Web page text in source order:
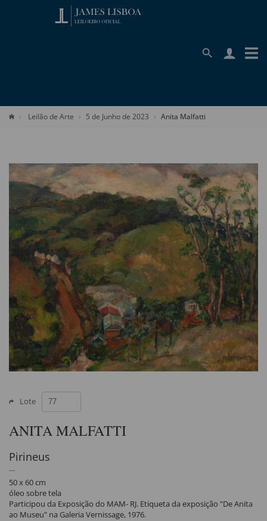
Leilão de Arte 5 de Junho de 2023 Anita Malfatti
Lote
ANITA MALFATTI
Pirineus
50 x 60 cm
óleo sobre tela
Participou da Exposição do MAM- RJ. Etiqueta da exposição "De Anita
ao Museu" na Galeria Vernissage, 1976.